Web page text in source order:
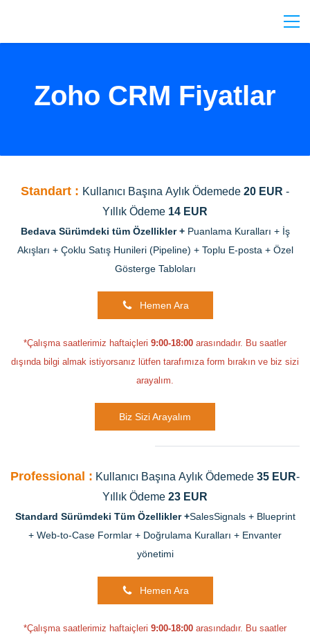
Zoho CRM Fiyatlar
Standart : Kullanıcı Başına Aylık Ödemede 20 EUR -
Yıllık Ödeme 14 EUR
Bedava Sürümdeki tüm Özellikler+ Puanlama Kuralları + İş
Akışları + Çoklu Satış Hunileri (Pipeline) + Toplu E-posta + Özel
Gösterge Tabloları
Hemen Ara
*Çalışma saatlerimiz haftaiçleri 9:00-18:00 arasındadır. Bu saatler
dışında bilgi almak istiyorsanız lütfen tarafımıza form bırakın ve biz sizi
arayalım.
Biz Sizi Arayalım
Professional : Kullanıcı Başına Aylık Ödemede 35 EUR-
Yıllık Ödeme 23 EUR
Standard Sürümdeki Tüm Özellikler+SalesSignals + Blueprint
+ Web-to-Case Formlar + Doğrulama Kuralları + Envanter
yönetimi
Hemen Ara
*Çalışma saatlerimiz haftaiçleri 9:00-18:00 arasındadır. Bu saatler